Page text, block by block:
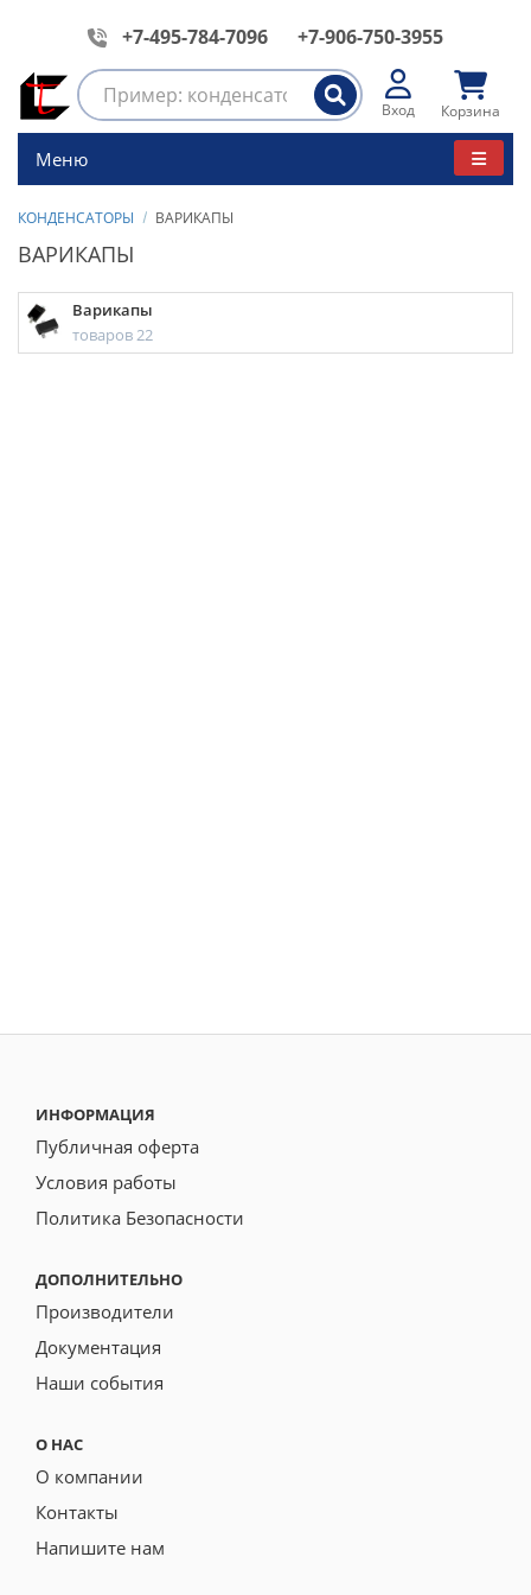
+7-495-784-7096 +7-906-750-3955
Вход Корзина
Меню
КОНДЕНСАТОРЫ ВАРИКАПЫ
ВАРИКАПЫ
Варикапы
товаров 22
ИНФОРМАЦИЯ
Публичная оферта
Условия работы
Политика Безопасности
ДОПОЛНИТЕЛЬНО
Производители
Документация
Наши события
О НАС
О компании
Контакты
Напишите нам